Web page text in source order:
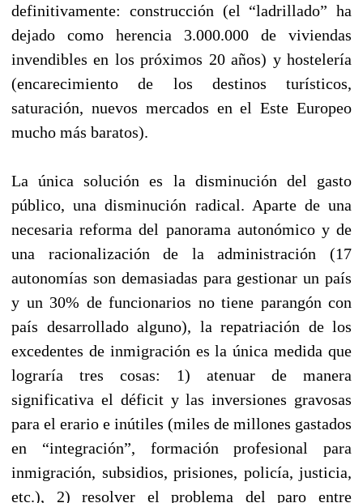
definitivamente: construcción (el “ladrillado” ha
dejado como herencia 3.000.000 de viviendas
invendibles en los próximos 20 años) y hostelería
(encarecimiento de los destinos turísticos,
saturación, nuevos mercados en el Este Europeo
mucho más baratos).
La única solución es la disminución del gasto
público, una disminución radical. Aparte de una
necesaria reforma del panorama autonómico y de
una racionalización de la administración (17
autonomías son demasiadas para gestionar un país
y un 30% de funcionarios no tiene parangón con
país desarrollado alguno), la repatriación de los
excedentes de inmigración es la única medida que
lograría tres cosas: 1) atenuar de manera
significativa el déficit y las inversiones gravosas
para el erario e inútiles (miles de millones gastados
en “integración”, formación profesional para
inmigración, subsidios, prisiones, policía, justicia,
etc.), 2) resolver el problema del paro entre